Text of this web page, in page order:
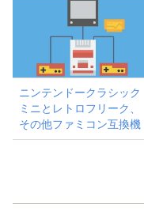
ニンテンドークラシック
ミニとレトロフリーク、
その他ファミコン互換機